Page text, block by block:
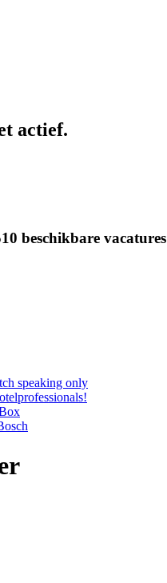
actief.
beschikbare vacatures
speaking only